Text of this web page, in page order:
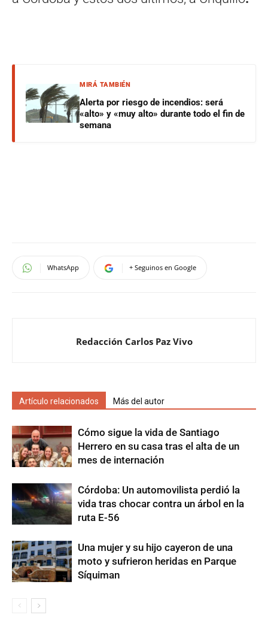
MIRÁ TAMBIÉN
Alerta por riesgo de incendios: será
«alto» y «muy alto» durante todo el fin de
semana
WhatsApp + Seguinos en Google
Redacción Carlos Paz Vivo
Artículo relacionados Más del autor
Cómo sigue la vida de Santiago
Herrero en su casa tras el alta de un
mes de internación
Córdoba: Un automovilista perdió la
vida tras chocar contra un árbol en la
ruta E-56
Una mujer y su hijo cayeron de una
moto y sufrieron heridas en Parque
Síquiman